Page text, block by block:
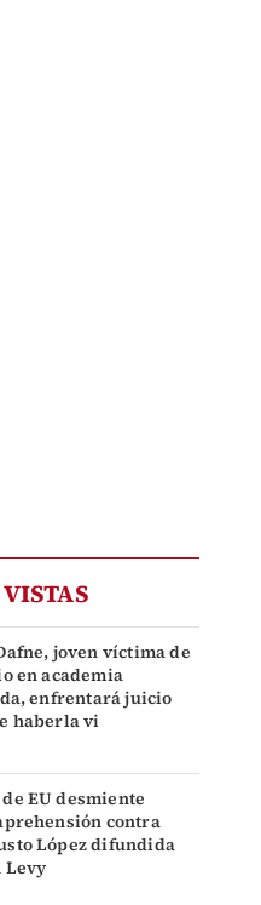
joven víctima de
en academia
enfrentará juicio
haberla vi
EU desmiente
contra
López difundida
Levy